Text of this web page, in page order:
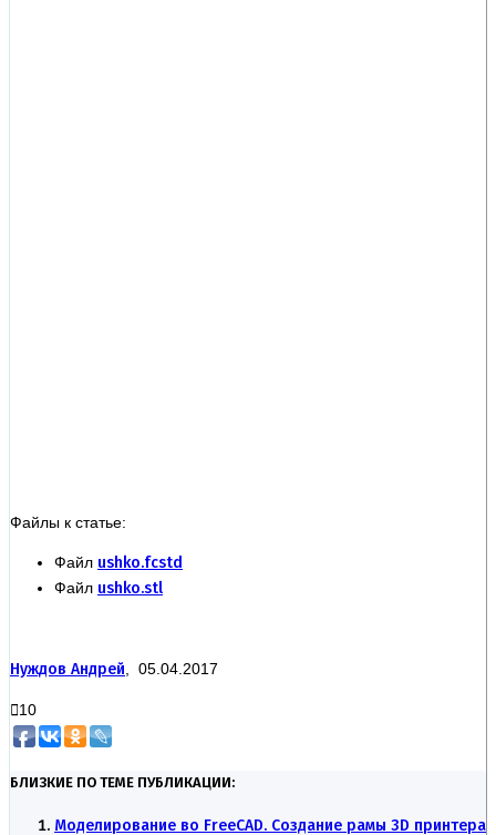
Файлы к статье:
Файл ushko.fcstd
Файл ushko.stl
Нуждов Андрей, 05.04.2017
10
БЛИЗКИЕ ПО ТЕМЕ ПУБЛИКАЦИИ:
Моделирование во FreeCAD. Создание рамы 3D принтера